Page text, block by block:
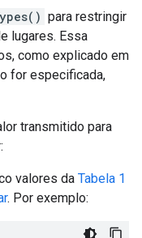
para restringir
lugares. Essa
como explicado em
for especificada,
transmitido para
valores da Tabela 1
. Por exemplo: